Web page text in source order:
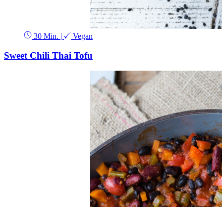
30 Min. | Vegan
Sweet Chili Thai Tofu